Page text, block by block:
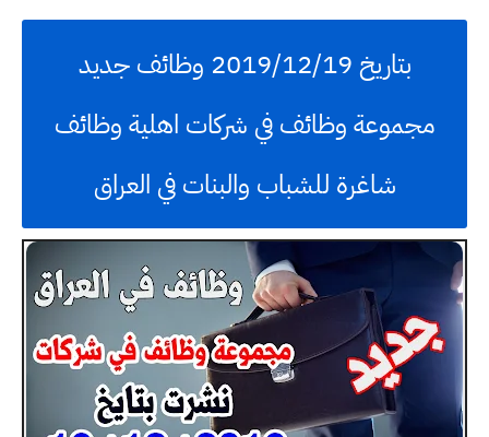
بتاريخ 2019/12/19 وظائف جديد
مجموعة وظائف في شركات اهلية وظائف
شاغرة للشباب والبنات في العراق